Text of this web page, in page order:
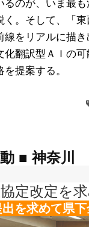
るのが、いま最
く。そして、「
線をリアルに描
化翻訳型ＡＩの
提案する。
■ 神奈川
定改定を
を求めて県下